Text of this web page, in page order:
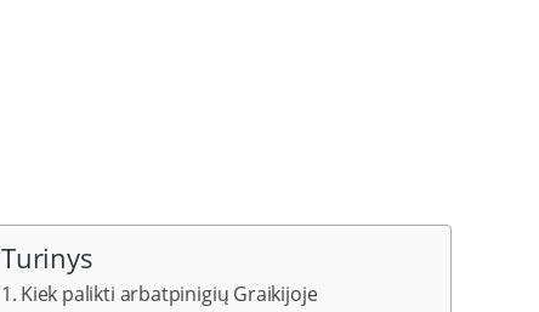
Turinys
Kiek palikti arbatpinigių Graikijoje